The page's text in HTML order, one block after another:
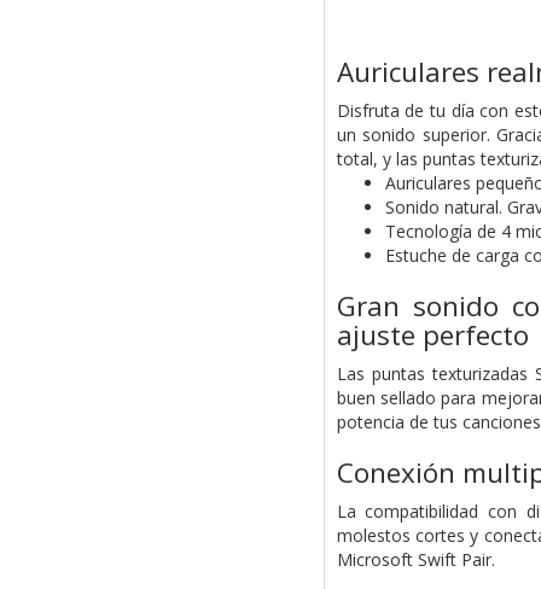
Auriculares
Disfruta de tu día con
un sonido superior.
total, y las puntas
Auriculares
Sonido natural.
Tecnología de 4
Estuche de carga
Gran sonido
ajuste perfecto
Las puntas
buen sellado para
potencia de tus
Conexión
La compatibilidad con
molestos cortes y
Microsoft Swift Pair.